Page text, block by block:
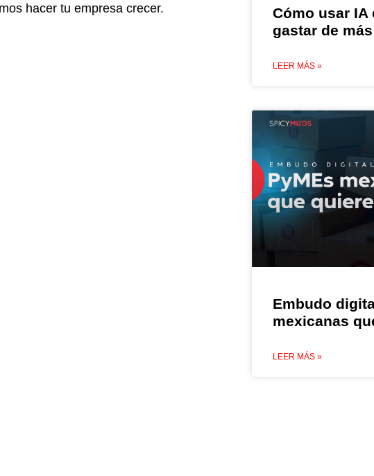
hacer tu empresa crecer.
Cómo usar
gastar de
LEER MÁS »
Embudo
mexicanas
LEER MÁS »